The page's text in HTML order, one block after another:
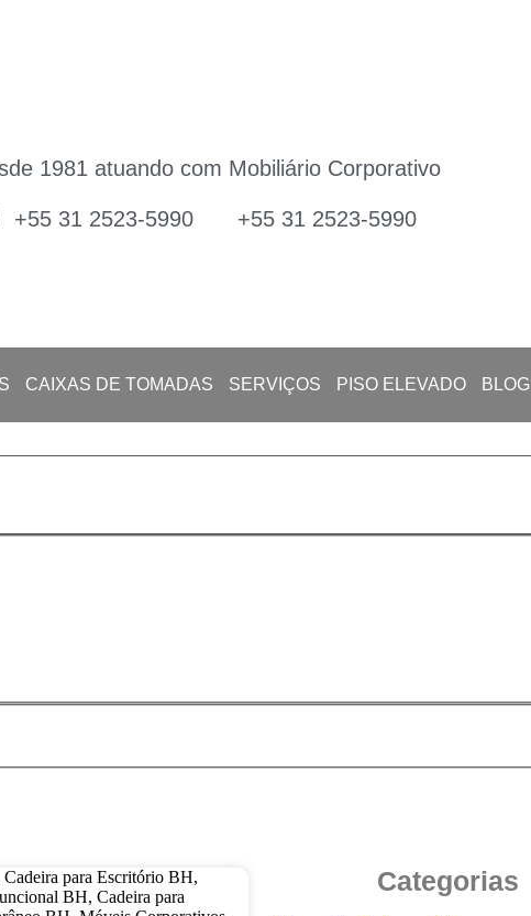
1981 atuando com Mobiliário Corporativo
+55 31 2523-5990 +55 31 2523-5990
CAIXAS DE TOMADAS SERVIÇOS PISO ELEVADO BLOG
Categorias